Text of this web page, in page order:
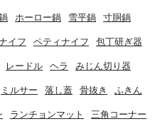
ホーロー鍋 雪平鍋 寸胴鍋
イフ ペティナイフ 包丁研ぎ器
レードル ヘラ みじん切り器
ミルサー 落し蓋 骨抜き ふきん
ランチョンマット 三角コーナー